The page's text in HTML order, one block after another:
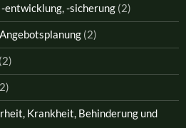
entwicklung, -sicherung (2)
(2)
(2)
Krankheit, Behinderung und